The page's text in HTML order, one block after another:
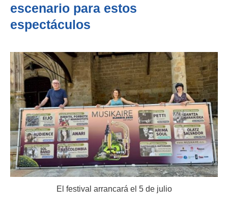
escenario para estos
espectáculos
El festival arrancará el 5 de julio